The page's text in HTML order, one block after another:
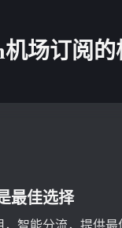
机场订阅
最佳选择
，智能分流，提供